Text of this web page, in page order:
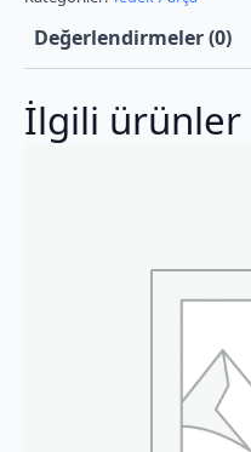
Değerlendirmeler (0)
İlgili ürünler